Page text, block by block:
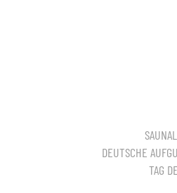
DEUTSCHE
TAG